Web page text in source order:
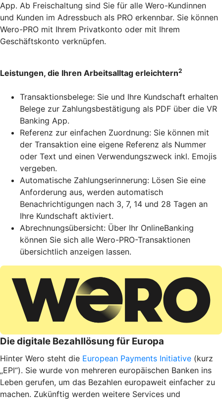
App. Ab Freischaltung sind Sie für alle Wero-Kundinnen
und Kunden im Adressbuch als PRO erkennbar. Sie können
Wero-PRO mit Ihrem Privatkonto oder mit Ihrem
Geschäftskonto verknüpfen.
Leistungen, die Ihren Arbeitsalltag erleichtern2
Transaktionsbelege: Sie und Ihre Kundschaft erhalten
Belege zur Zahlungsbestätigung als PDF über die VR
Banking App.
Referenz zur einfachen Zuordnung: Sie können mit
der Transaktion eine eigene Referenz als Nummer
oder Text und einen Verwendungszweck inkl. Emojis
vergeben.
Automatische Zahlungserinnerung: Lösen Sie eine
Anforderung aus, werden automatisch
Benachrichtigungen nach 3, 7, 14 und 28 Tagen an
Ihre Kundschaft aktiviert.
Abrechnungsübersicht: Über Ihr OnlineBanking
können Sie sich alle Wero-PRO-Transaktionen
übersichtlich anzeigen lassen.
Die digitale Bezahllösung für Europa
Hinter Wero steht die European Payments Initiative (kurz
„EPI“). Sie wurde von mehreren europäischen Banken ins
Leben gerufen, um das Bezahlen europaweit einfacher zu
machen. Zukünftig werden weitere Services und